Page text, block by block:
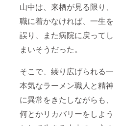
山中は、来栖が見る限り、
職に着かなければ、一生を
誤り、また病院に戻ってし
まいそうだった。
そこで、繰り広げられる一
本気なラーメン職人と精神
に異常をきたしながらも、
何とかリカバリーをしよう